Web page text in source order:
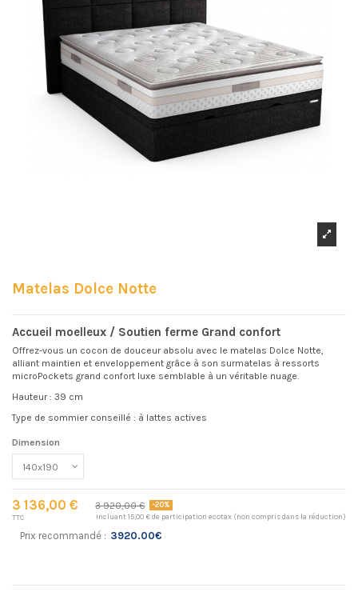
Matelas Dolce Notte
Accueil moelleux / Soutien ferme Grand confort
Offrez-vous un cocon de douceur absolu avec le matelas Dolce Notte,
alliant maintien et enveloppement grâce à son surmatelas à ressorts
microPockets grand confort luxe semblable à un véritable nuage.
Hauteur : 39 cm
Type de sommier conseillé : à lattes actives
Dimension
3 136,00 € 3 920,00 € -20%
Incluant 15,00 € de participation ecotax (non compris dans la réduction)
TTC
Prix recommandé : 3920.00€